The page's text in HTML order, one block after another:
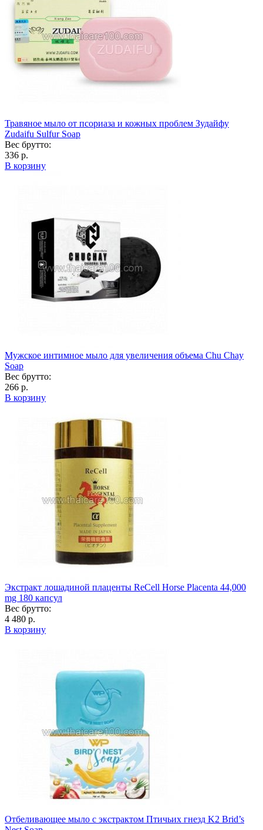
Травяное мыло от псориаза и кожных проблем Зудайфу
Zudaifu Sulfur Soap
Вес брутто:
336 р.
В корзину
Мужское интимное мыло для увеличения объема Chu Chay
Soap
Вес брутто:
266 р.
В корзину
Экстракт лошадиной плаценты ReCell Horse Placenta 44,000
mg 180 капсул
Вес брутто:
4 480 р.
В корзину
Отбеливающее мыло с экстрактом Птичьих гнезд K2 Brid’s